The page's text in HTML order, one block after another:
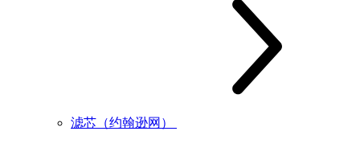
滤芯（约翰逊网）